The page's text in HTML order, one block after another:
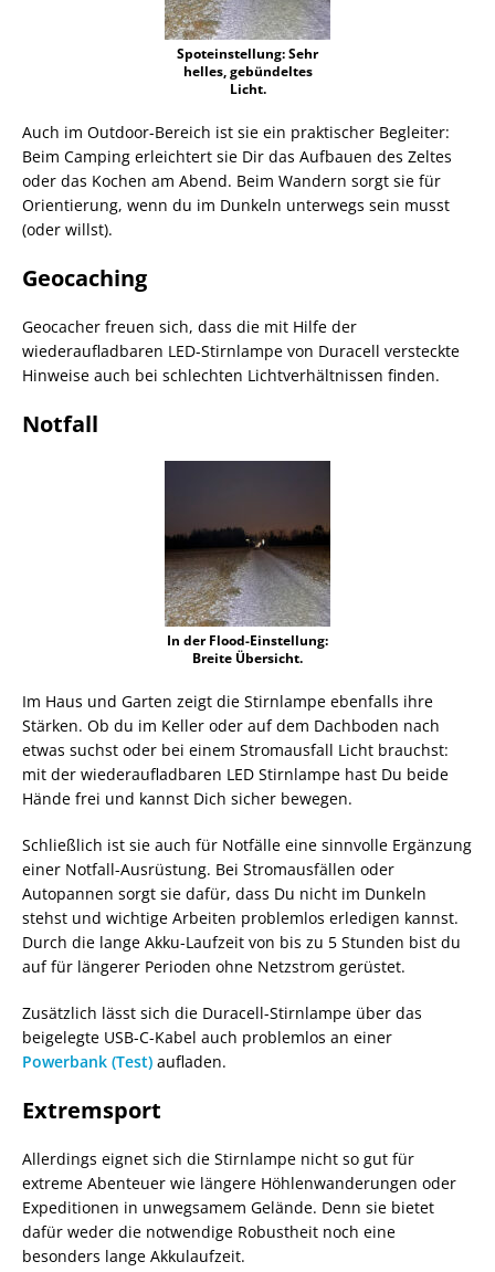
Spoteinstellung: Sehr
helles, gebündeltes
Licht.
Auch im Outdoor-Bereich ist sie ein praktischer Begleiter:
Beim Camping erleichtert sie Dir das Aufbauen des Zeltes
oder das Kochen am Abend. Beim Wandern sorgt sie für
Orientierung, wenn du im Dunkeln unterwegs sein musst
(oder willst).
Geocaching
Geocacher freuen sich, dass die mit Hilfe der
wiederaufladbaren LED-Stirnlampe von Duracell versteckte
Hinweise auch bei schlechten Lichtverhältnissen finden.
Notfall
In der Flood-Einstellung:
Breite Übersicht.
Im Haus und Garten zeigt die Stirnlampe ebenfalls ihre
Stärken. Ob du im Keller oder auf dem Dachboden nach
etwas suchst oder bei einem Stromausfall Licht brauchst:
mit der wiederaufladbaren LED Stirnlampe hast Du beide
Hände frei und kannst Dich sicher bewegen.
Schließlich ist sie auch für Notfälle eine sinnvolle Ergänzung
einer Notfall-Ausrüstung. Bei Stromausfällen oder
Autopannen sorgt sie dafür, dass Du nicht im Dunkeln
stehst und wichtige Arbeiten problemlos erledigen kannst.
Durch die lange Akku-Laufzeit von bis zu 5 Stunden bist du
auf für längerer Perioden ohne Netzstrom gerüstet.
Zusätzlich lässt sich die Duracell-Stirnlampe über das
beigelegte USB-C-Kabel auch problemlos an einer
Powerbank (Test) aufladen.
Extremsport
Allerdings eignet sich die Stirnlampe nicht so gut für
extreme Abenteuer wie längere Höhlenwanderungen oder
Expeditionen in unwegsamem Gelände. Denn sie bietet
dafür weder die notwendige Robustheit noch eine
besonders lange Akkulaufzeit.